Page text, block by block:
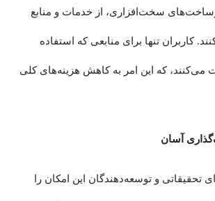
سخت‌افزاری، از خدمات و منابع
کاربران تنها برای منابعی که استفاده
می‌کنند، که این امر به کاهش هزینه‌های کلی
تحقیقاتی و توسعه‌دهندگان این امکان را